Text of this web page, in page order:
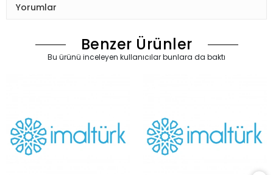
Yorumlar
Benzer Ürünler
Bu ürünü inceleyen kullanıcılar bunlara da baktı